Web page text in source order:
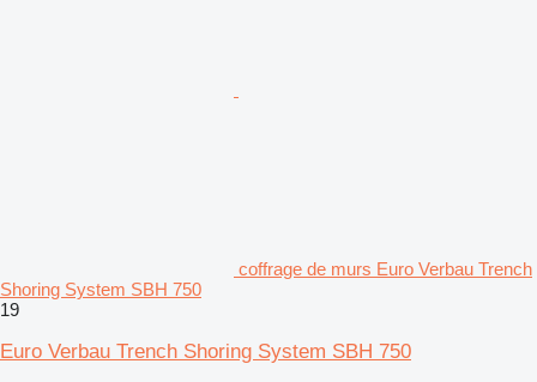
coffrage de murs Euro Verbau Trench
Shoring System SBH 750
19
Euro Verbau Trench Shoring System SBH 750